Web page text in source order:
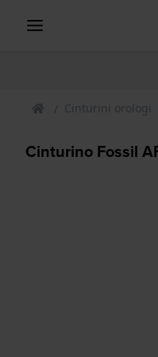
Cinturini orologi
Cinturino Fossil